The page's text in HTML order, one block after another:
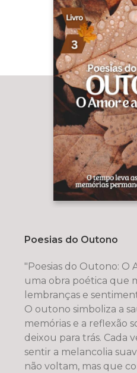
Poesias do Outono
"Poesias do Outono: O
uma obra poética que
lembranças e
O outono simboliza a
memórias e a reflexão
deixou para trás. Cada
sentir a melancolia
não voltam, mas que